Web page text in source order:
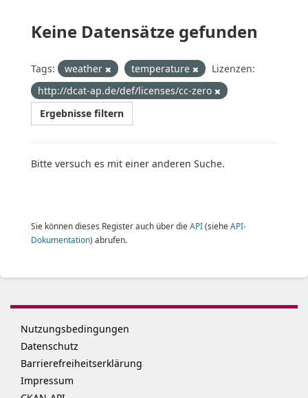
Keine Datensätze gefunden
Tags: weather temperature
Lizenzen:
http://dcat-ap.de/def/licenses/cc-zero
Ergebnisse filtern
Bitte versuch es mit einer anderen Suche.
Sie können dieses Register auch über die API(siehe API-
Dokumentation) abrufen.
Nutzungsbedingungen
Datenschutz
Barrierefreiheitserklärung
Impressum